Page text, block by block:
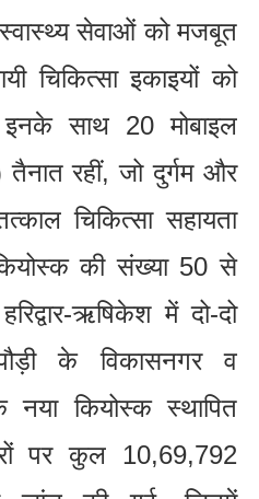
स्वास्थ्य सेवाओं को मजबूत
चिकित्सा इकाइयों को
साथ 20 मोबाइल
रहीं, जो दुर्गम और
चिकित्सा सहायता
की संख्या 50 से
ऋषिकेश में दो-दो
के विकासनगर व
कियोस्क स्थापित
पर कुल 10,69,792